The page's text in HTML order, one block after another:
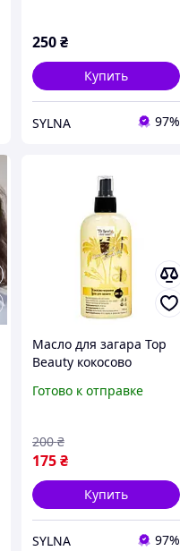
250 ₴
Купить
SYLNA 97%
Масло для загара Top
Beauty кокосово
мл
Готово к отправке
175 ₴
200 ₴
Купить
SYLNA 97%